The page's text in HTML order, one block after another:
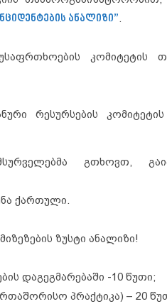
ანალიზი”.
კომიტეტის
რესურსების
გთხოვთ,
ქართული.
ზუსტი ანალიზი!
დაგეგმარებაში -10 წუთი;
პრაქტიკა) – 20